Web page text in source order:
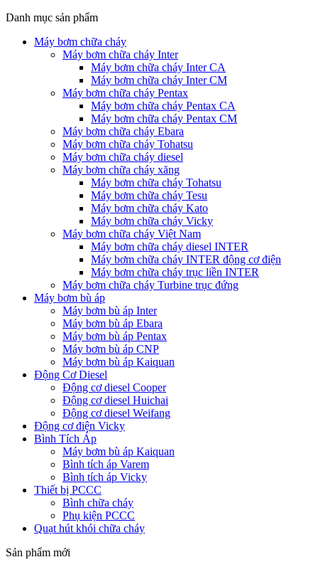
Danh mục sản phẩm
Máy bơm chữa cháy
Máy bơm chữa cháy Inter
Máy bơm chữa cháy Inter CA
Máy bơm chữa cháy Inter CM
Máy bơm chữa cháy Pentax
Máy bơm chữa cháy Pentax CA
Máy bơm chữa cháy Pentax CM
Máy bơm chữa cháy Ebara
Máy bơm chữa cháy Tohatsu
Máy bơm chữa cháy diesel
Máy bơm chữa cháy xăng
Máy bơm chữa cháy Tohatsu
Máy bơm chữa cháy Tesu
Máy bơm chữa cháy Kato
Máy bơm chữa cháy Vicky
Máy bơm chữa cháy Việt Nam
Máy bơm chữa cháy diesel INTER
Máy bơm chữa cháy INTER động cơ điện
Máy bơm chữa cháy trục liền INTER
Máy bơm chữa cháy Turbine trục đứng
Máy bơm bù áp
Máy bơm bù áp Inter
Máy bơm bù áp Ebara
Máy bơm bù áp Pentax
Máy bơm bù áp CNP
Máy bơm bù áp Kaiquan
Động Cơ Diesel
Động cơ diesel Cooper
Động cơ diesel Huichai
Động cơ diesel Weifang
Động cơ điện Vicky
Bình Tích Áp
Máy bơm bù áp Kaiquan
Bình tích áp Varem
Bình tích áp Vicky
Thiết bị PCCC
Bình chữa cháy
Phụ kiện PCCC
Quạt hút khói chữa cháy
Sản phẩm mới